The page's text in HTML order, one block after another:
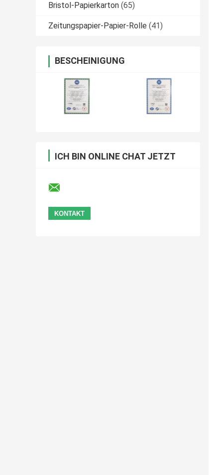
Bristol-Papierkarton (65)
Zeitungspapier-Papier-Rolle (41)
BESCHEINIGUNG
ICH BIN ONLINE CHAT JETZT